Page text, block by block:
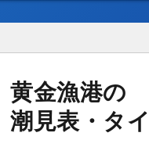
黄金漁港の
潮見表・タ